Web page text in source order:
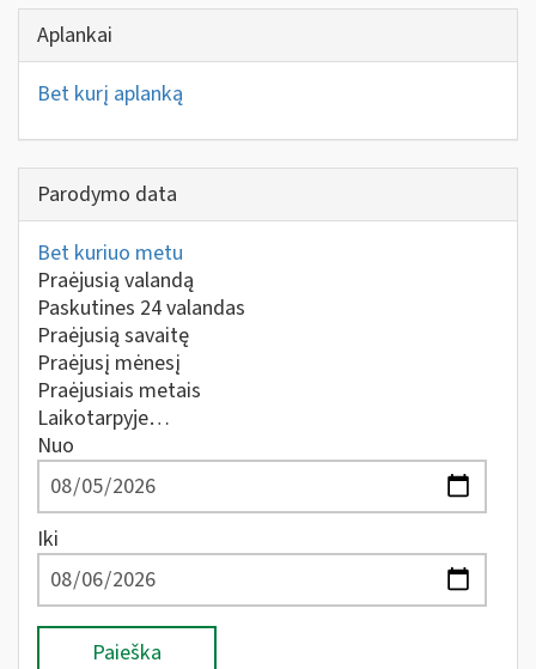
Aplankai
Bet kurį aplanką
Parodymo data
Bet kuriuo metu
Praėjusią valandą
Paskutines 24 valandas
Praėjusią savaitę
Praėjusį mėnesį
Praėjusiais metais
Laikotarpyje…
Nuo
Iki
Paieška